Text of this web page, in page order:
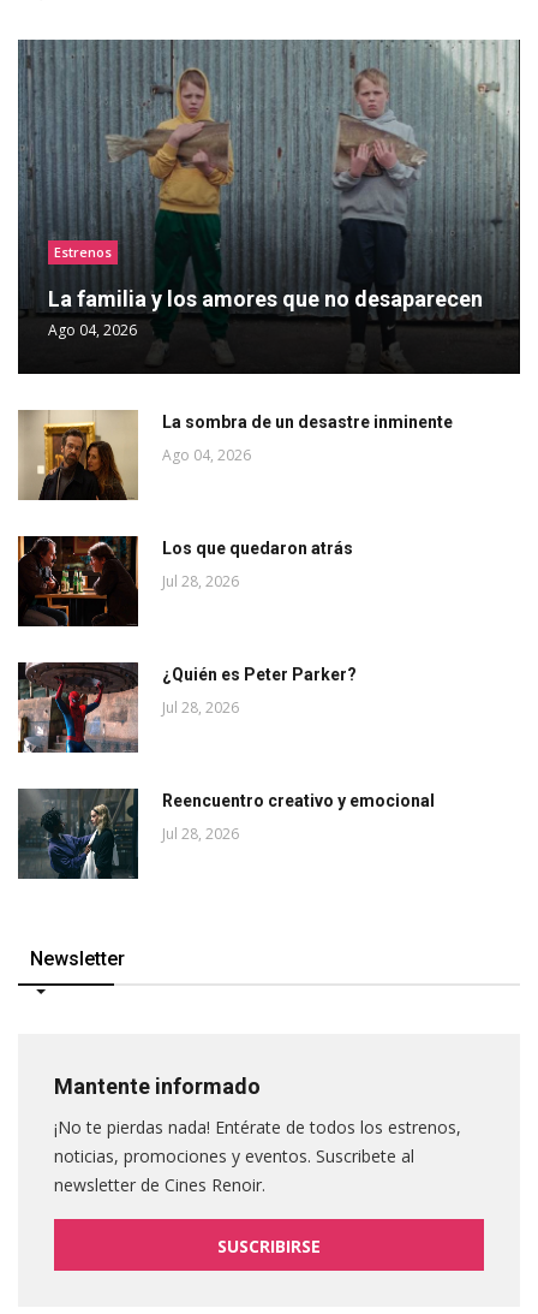
Estrenos
La familia y los amores que no desaparecen
Ago 04, 2026
La sombra de un desastre inminente
Ago 04, 2026
Los que quedaron atrás
Jul 28, 2026
¿Quién es Peter Parker?
Jul 28, 2026
Reencuentro creativo y emocional
Jul 28, 2026
Newsletter
Mantente informado
¡No te pierdas nada! Entérate de todos los estrenos,
noticias, promociones y eventos. Suscribete al
newsletter de Cines Renoir.
SUSCRIBIRSE